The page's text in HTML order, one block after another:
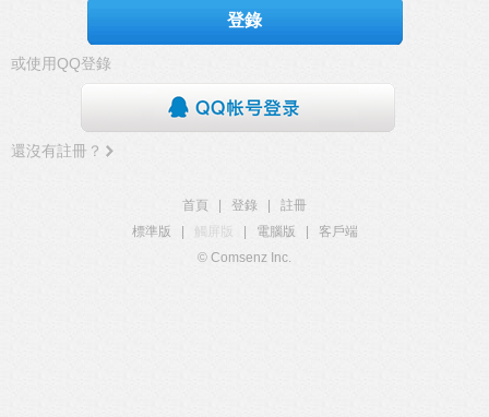
登錄
或使用QQ登錄
還沒有註冊？
首頁 登錄
註冊
標準版
觸屏版 電腦版
客戶端
© Comsenz Inc.